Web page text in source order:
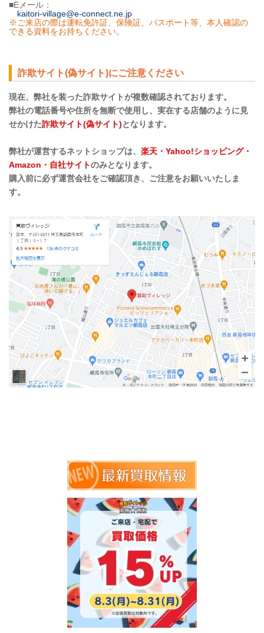
■Eメール：
kaitori-village@e-connect.ne.jp
※ご来店の際は運転免許証、保険証、パスポート等、本人確認の
できる資料をお持ちください。
詐欺サイト(偽サイト)にご注意ください
現在、弊社を装った詐欺サイトが複数確認されております。
弊社の電話番号や住所を無断で使用し、実在する店舗のように見
せかけた詐欺サイト(偽サイト)となります。
弊社が運営するネットショップは、 楽天・Yahoo!ショッピング・
Amazon・自社サイトのみとなります。
購入前に必ず運営会社をご確認頂き、ご注意をお願いいたしま
す。